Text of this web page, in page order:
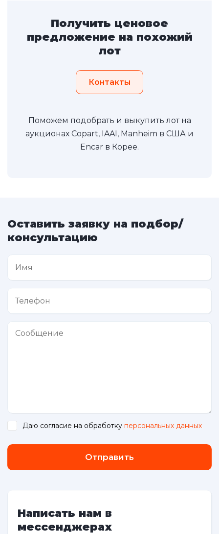
Получить ценовое
предложение на похожий
лот
Контакты
Поможем подобрать и выкупить лот на
аукционах Copart, IAAI, Manheim в США и
Encar в Корее.
Оставить заявку на подбор/
консультацию
Даю согласие на обработку персональных данных
Отправить
Написать нам в
мессенджерах